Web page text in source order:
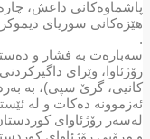
پاشماوەکانی داعش،
هێزەکانی سوریای
.
سەبارەت بە فشار و
رۆژئاوا، وێرای
کانیی، گرێ سپی)، بە
ئەزموونە دەکات و لە
لەسەر رۆژئاوای
و مرۆیی رۆژئاوای